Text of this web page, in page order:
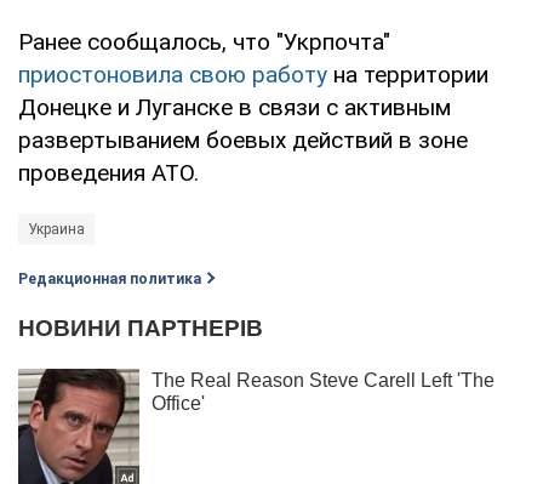
Ранее сообщалось, что "Укрпочта"
приостоновила свою работу на территории
Донецке и Луганске в связи с активным
развертыванием боевых действий в зоне
проведения АТО.
Украина
Редакционная политика